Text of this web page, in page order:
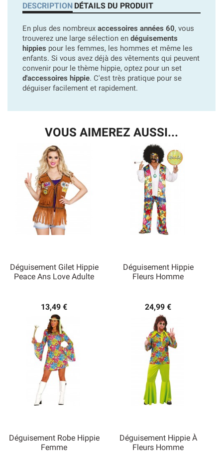
DESCRIPTION DÉTAILS DU PRODUIT
En plus des nombreux accessoires années 60, vous
trouverez une large sélection en déguisements
hippies pour les femmes, les hommes et même les
enfants. Si vous avez déjà des vêtements qui peuvent
convenir pour le thème hippie, optez pour un set
d'accessoires hippie. C'est très pratique pour se
déguiser facilement et rapidement.
VOUS AIMEREZ AUSSI...
Déguisement Gilet Hippie
Peace Ans Love Adulte
13,49 €
Déguisement Hippie
Fleurs Homme
24,99 €
Déguisement Robe Hippie
Femme
Déguisement Hippie À
Fleurs Homme